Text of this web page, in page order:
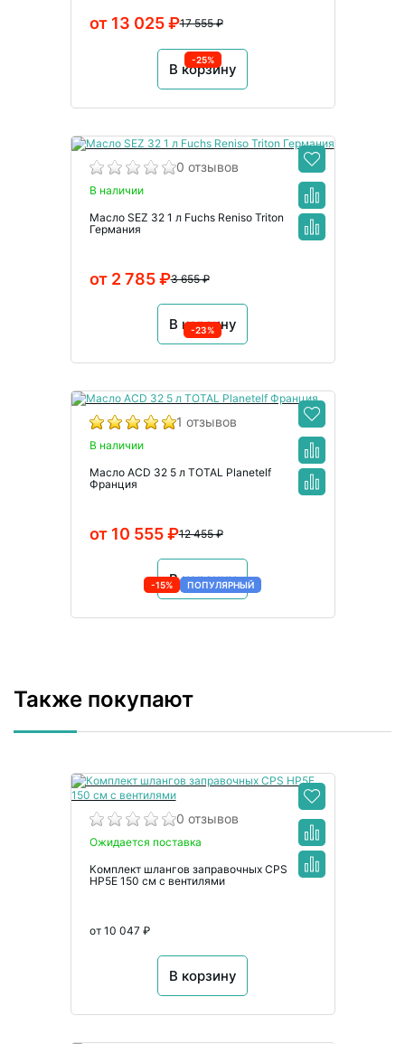
17 555 ₽
от 13 025 ₽
В корзину
-25%
0 отзывов
В наличии
Масло SEZ 32 1 л Fuchs Reniso Triton
Германия
3 655 ₽
от 2 785 ₽
В корзину
-23%
1 отзывов
В наличии
Масло ACD 32 5 л TOTAL Planetelf
Франция
12 455 ₽
от 10 555 ₽
В корзину
-15% ПОПУЛЯРНЫЙ
Также покупают
0 отзывов
Ожидается поставка
Комплект шлангов заправочных CPS
HP5E 150 см с вентилями
от 10 047 ₽
В корзину